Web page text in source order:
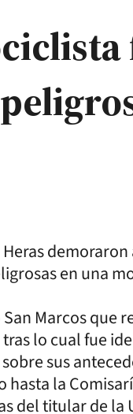
en una
Marcos que
lo cual fue
sus
la
del titular de